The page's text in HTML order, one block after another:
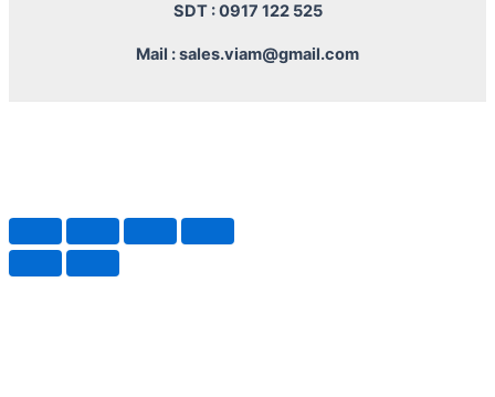
SDT : 0917 122 525
Mail : sales.viam@gmail.com